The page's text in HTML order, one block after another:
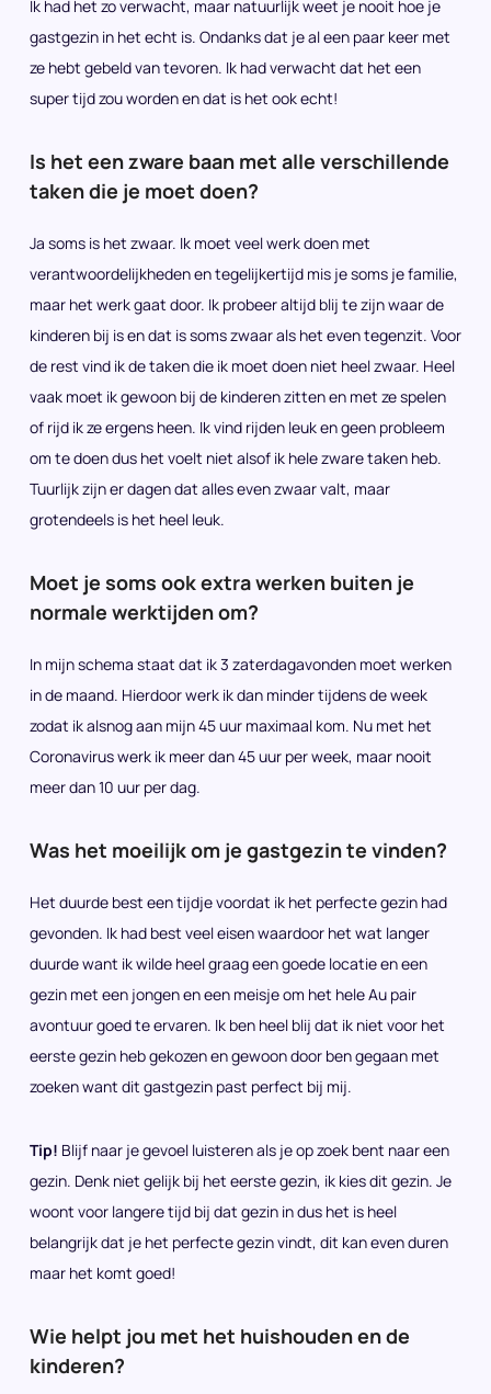
Ik had het zo verwacht, maar natuurlijk weet je nooit hoe je
gastgezin in het echt is. Ondanks dat je al een paar keer met
ze hebt gebeld van tevoren. Ik had verwacht dat het een
super tijd zou worden en dat is het ook echt!
Is het een zware baan met alle verschillende
taken die je moet doen?
Ja soms is het zwaar. Ik moet veel werk doen met
verantwoordelijkheden en tegelijkertijd mis je soms je familie,
maar het werk gaat door. Ik probeer altijd blij te zijn waar de
kinderen bij is en dat is soms zwaar als het even tegenzit. Voor
de rest vind ik de taken die ik moet doen niet heel zwaar. Heel
vaak moet ik gewoon bij de kinderen zitten en met ze spelen
of rijd ik ze ergens heen. Ik vind rijden leuk en geen probleem
om te doen dus het voelt niet alsof ik hele zware taken heb.
Tuurlijk zijn er dagen dat alles even zwaar valt, maar
grotendeels is het heel leuk.
Moet je soms ook extra werken buiten je
normale werktijden om?
In mijn schema staat dat ik 3 zaterdagavonden moet werken
in de maand. Hierdoor werk ik dan minder tijdens de week
zodat ik alsnog aan mijn 45 uur maximaal kom. Nu met het
Coronavirus werk ik meer dan 45 uur per week, maar nooit
meer dan 10 uur per dag.
Was het moeilijk om je gastgezin te vinden?
Het duurde best een tijdje voordat ik het perfecte gezin had
gevonden. Ik had best veel eisen waardoor het wat langer
duurde want ik wilde heel graag een goede locatie en een
gezin met een jongen en een meisje om het hele Au pair
avontuur goed te ervaren. Ik ben heel blij dat ik niet voor het
eerste gezin heb gekozen en gewoon door ben gegaan met
zoeken want dit gastgezin past perfect bij mij.
Tip! Blijf naar je gevoel luisteren als je op zoek bent naar een
gezin. Denk niet gelijk bij het eerste gezin, ik kies dit gezin. Je
woont voor langere tijd bij dat gezin in dus het is heel
belangrijk dat je het perfecte gezin vindt, dit kan even duren
maar het komt goed!
Wie helpt jou met het huishouden en de
kinderen?